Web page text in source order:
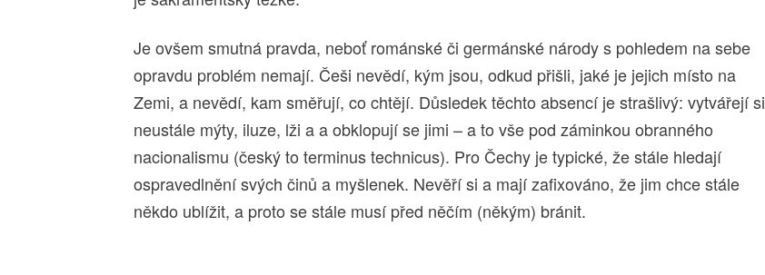
Je ovšem smutná pravda, neboť románské či germánské národy s pohledem na sebe
opravdu problém nemají. Češi nevědí, kým jsou, odkud přišli, jaké je jejich místo na
Zemi, a nevědí, kam směřují, co chtějí. Důsledek těchto absencí je strašlivý: vytvářejí si
neustále mýty, iluze, lži a a obklopují se jimi – a to vše pod záminkou obranného
nacionalismu (český to terminus technicus). Pro Čechy je typické, že stále hledají
ospravedlnění svých činů a myšlenek. Nevěří si a mají zafixováno, že jim chce stále
někdo ublížit, a proto se stále musí před něčím (někým) bránit.